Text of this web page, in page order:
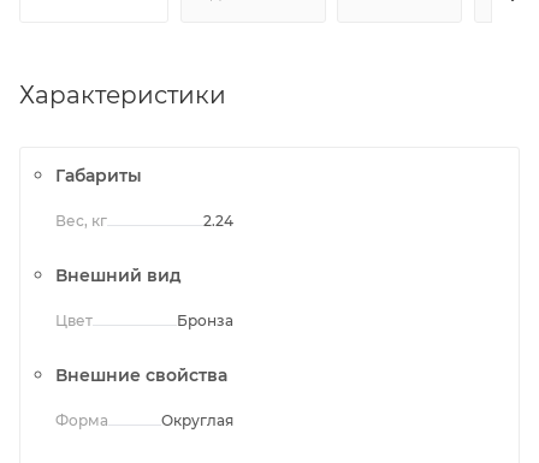
Характеристики
Габариты
Вес, кг 2.24
Внешний вид
Цвет Бронза
Внешние свойства
Форма Округлая